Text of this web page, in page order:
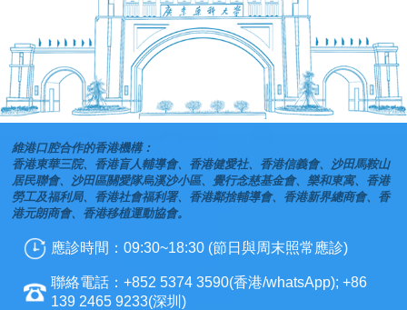
維港口腔合作的香港機構：
香港東華三院、香港盲人輔導會、香港健愛社、香港信義會、沙田馬鞍山
居民聯會、沙田區關愛隊烏溪沙小區、覺行念慈基金會、樂和東寓、香港
勞工及福利局、香港社會福利署、香港鄰捨輔導會、香港新界總商會、香
港元朗商會、香港移植運動協會。
應診時間：09:30~18:30 (節日與周末照常應診)
聯絡電話：+852 5374 3590(香港/whatsApp); +86
139 2465 9233(深圳)